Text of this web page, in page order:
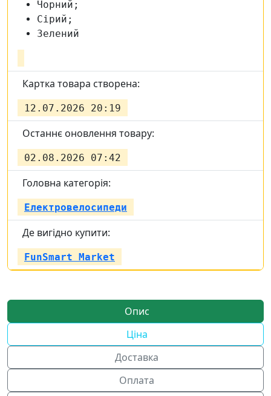
Чорний;
Сірий;
Зелений
Картка товара створена:
12.07.2026 20:19
Останнє оновлення товару:
02.08.2026 07:42
Головна категорія:
Електровелосипеди
Де вигідно купити:
FunSmart Market
Опис
Ціна
Доставка
Оплата